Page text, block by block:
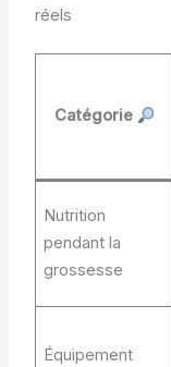
réels
Catégorie
Nutrition
pendant la
grossesse
Équipement